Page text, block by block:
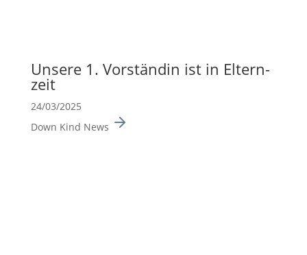
Unsere 1. Vorständin ist in Eltern­
zeit
24/03/2025
Down Kind News